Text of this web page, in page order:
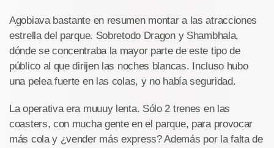
Agobiava bastante en resumen montar a las atracciones
estrella del parque. Sobretodo Dragon y Shambhala,
dónde se concentraba la mayor parte de este tipo de
público al que dirijen las noches blancas. Incluso hubo
una pelea fuerte en las colas, y no había seguridad.
La operativa era muuuy lenta. Sólo 2 trenes en las
coasters, con mucha gente en el parque, para provocar
más cola y ¿vender más express? Además por la falta de